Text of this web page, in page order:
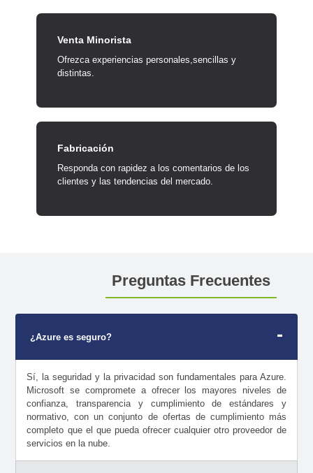
Venta Minorista
Ofrezca experiencias personales,sencillas y
distintas.
Fabricación
Responda con rapidez a los comentarios de los
clientes y las tendencias del mercado.
Preguntas Frecuentes
¿Azure es seguro?
Sí, la seguridad y la privacidad son fundamentales para Azure.
Microsoft se compromete a ofrecer los mayores niveles de
confianza, transparencia y cumplimiento de estándares y
normativo, con un conjunto de ofertas de cumplimiento más
completo que el que pueda ofrecer cualquier otro proveedor de
servicios en la nube.